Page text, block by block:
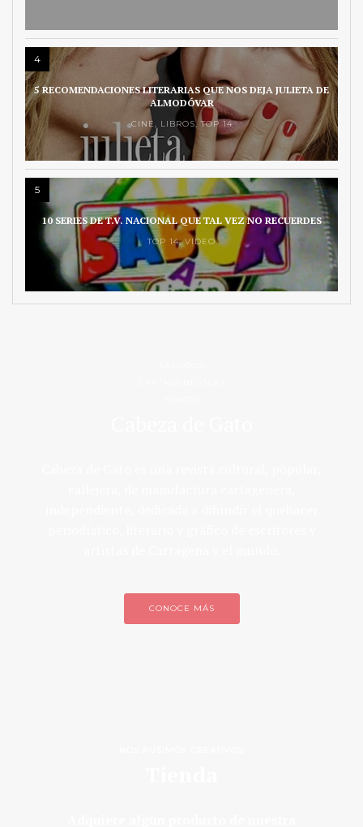
4
5 RECOMENDACIONES LITERARIAS QUE NOS DEJA JULIETA DE
ALMODÓVAR
CINE, LIBROS,TOP 14
5
10 SERIES DE T.V. NACIONAL QUE TAL VEZ NO RECUERDES
TOP 14,VIDEO
CONOCE MÁS